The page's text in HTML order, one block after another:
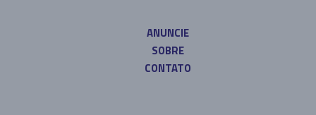
ANUNCIE
SOBRE
CONTATO